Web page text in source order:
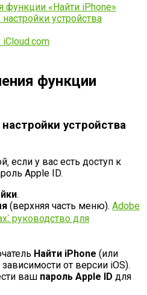
«Найти iPhone»
устройства
функции
устройства
если у вас есть доступ к
Apple ID.
.
(верхняя часть меню). Adobe
руководство для
Найти iPhone (или
зависимости от версии iOS).
ваш пароль Apple ID для